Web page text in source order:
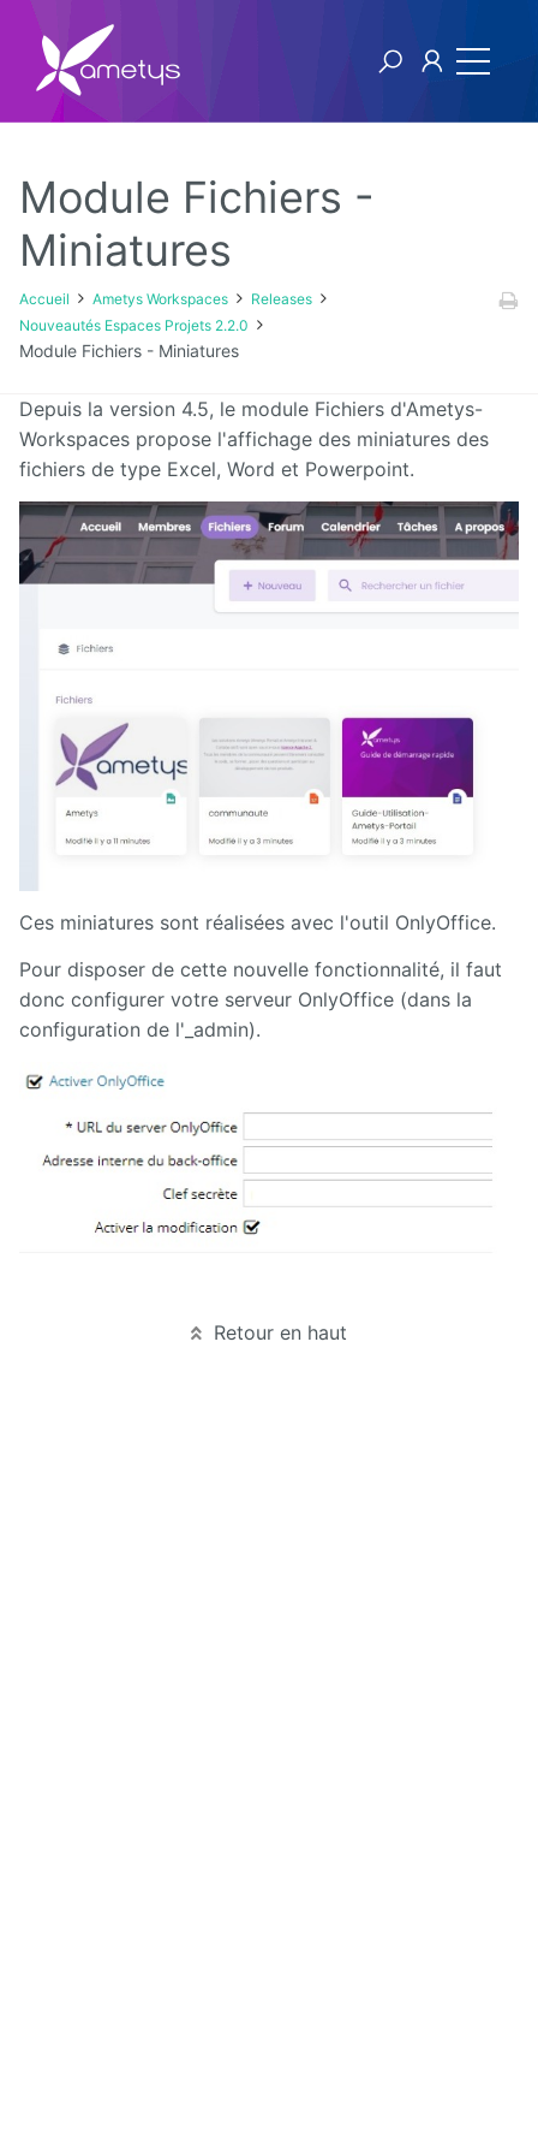
Ametys Workspaces
Releases
v2
v1
Module Fichiers -
Miniatures
Accueil Ametys Workspaces
Releases
Nouveautés Espaces Projets 2.2.0
Module Fichiers - Miniatures
Depuis la version 4.5, le module Fichiers d'Ametys-
Workspaces propose l'affichage des miniatures des
fichiers de type Excel, Word et Powerpoint.
Ces miniatures sont réalisées avec l'outil OnlyOffice.
Pour disposer de cette nouvelle fonctionnalité, il faut
donc configurer votre serveur OnlyOffice (dans la
configuration de l'_admin).
Retour en haut